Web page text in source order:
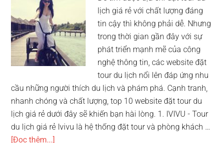
lịch giá rẻ với chất lượng đáng
tin cậy thì không phải dễ. Nhưng
trong thời gian gần đây với sự
phát triển mạnh mẽ của công
nghệ thông tin, các website đặt
tour du lịch nổi lên đáp ứng nhu
cầu những người thích du lịch và phám phá. Cạnh tranh,
nhanh chóng và chất lượng, top 10 website đặt tour du
lịch giá rẻ dưới đây sẽ khiến bạn hài lòng. 1. IVIVU - Tour
du lịch giá rẻ Ivivu là hệ thống đặt tour và phòng khách …
[Đọc thêm...]